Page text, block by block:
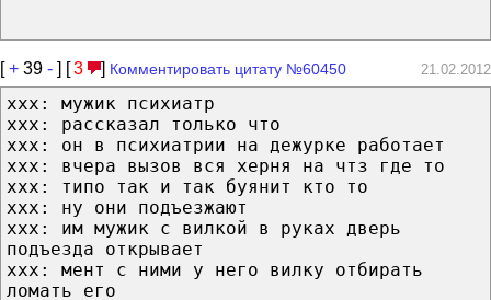
[+ 39 - ] [3 ] Комментировать цитату №60450 21.02.2012
xxx: мужик психиатр
xxx: рассказал только что
xxx: он в психиатрии на дежурке работает
xxx: вчера вызов вся херня на чтз где то
xxx: типо так и так буянит кто то
xxx: ну они подъезжают
xxx: им мужик с вилкой в руках дверь
подъезда открывает
xxx: мент с ними у него вилку отбирать
ломать его